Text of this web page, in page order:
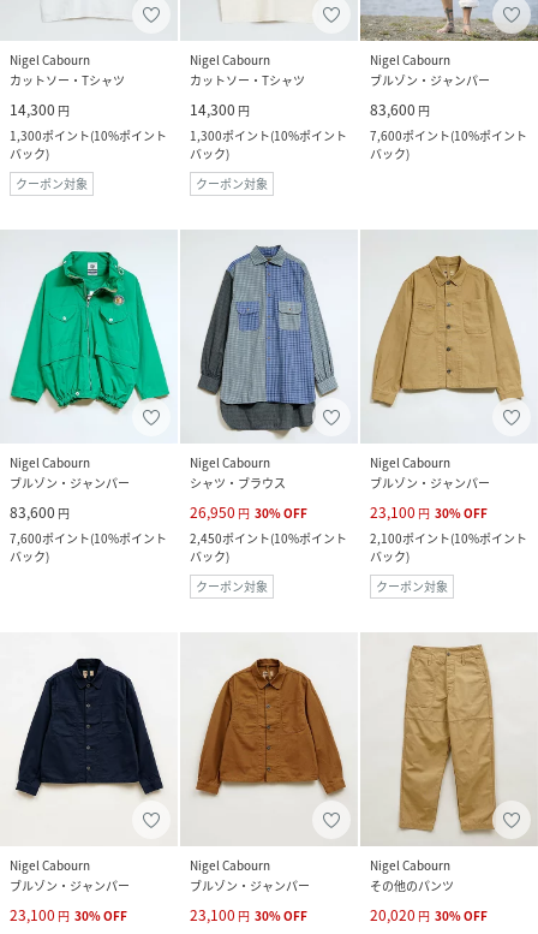
Nigel Cabourn
カットソー・Tシャツ
14,300 円
1,300ポイント(10%ポイント
バック)
クーポン対象
Nigel Cabourn
カットソー・Tシャツ
14,300 円
1,300ポイント(10%ポイント
バック)
クーポン対象
Nigel Cabourn
ブルゾン・ジャンパー
83,600 円
7,600ポイント(10%ポイント
バック)
Nigel Cabourn
ブルゾン・ジャンパー
83,600 円
7,600ポイント(10%ポイント
バック)
Nigel Cabourn
シャツ・ブラウス
26,950 円 30%OFF
2,450ポイント(10%ポイント
バック)
クーポン対象
Nigel Cabourn
ブルゾン・ジャンパー
23,100 円 30%OFF
2,100ポイント(10%ポイント
バック)
クーポン対象
Nigel Cabourn
ブルゾン・ジャンパー
23,100 円 30%OFF
Nigel Cabourn
ブルゾン・ジャンパー
23,100 円 30%OFF
Nigel Cabourn
その他のパンツ
20,020 円 30%OFF